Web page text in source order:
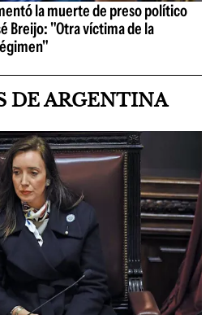
la muerte de preso político
Breijo: "Otra víctima de la
DE ARGENTINA